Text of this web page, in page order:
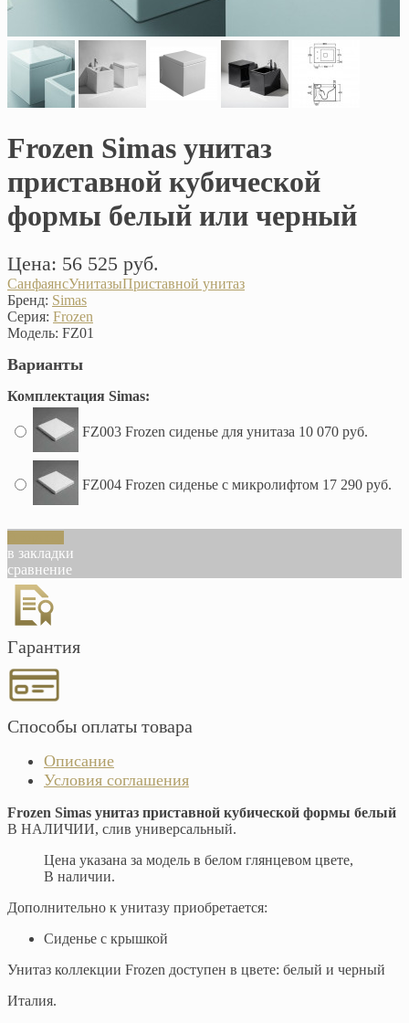
Frozen Simas унитаз
приставной кубической
формы белый или черный
Цена: 56 525 руб.
СанфаянсУнитазыПриставной унитаз
Бренд: Simas
Серия: Frozen
Модель: FZ01
Варианты
Комплектация Simas:
FZ003 Frozen сиденье для унитаза 10 070 руб.
FZ004 Frozen сиденье с микролифтом 17 290 руб.
в закладки
сравнение
Гарантия
Способы оплаты товара
Описание
Условия соглашения
Frozen Simas унитаз приставной кубической формы белый
В НАЛИЧИИ, слив универсальный.
Цена указана за модель в белом глянцевом цвете,
В наличии.
Дополнительно к унитазу приобретается:
Сиденье с крышкой
Унитаз коллекции Frozen доступен в цвете: белый и черный
Италия.